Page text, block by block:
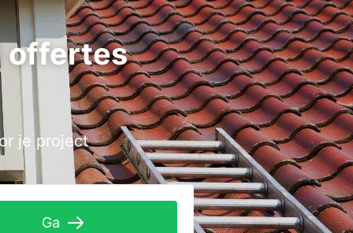
Vloeren
Vloerverwarming
Vochtbestrijding
Warmtepomp
Wellness
Zonnepanelen
offertes
je project
Ga